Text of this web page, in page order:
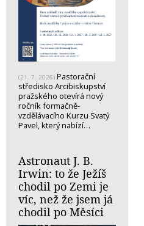
(21. 7. 2026) Pastorační
středisko Arcibiskupství
pražského otevírá nový
ročník formačně-
vzdělávacího Kurzu Svatý
Pavel, který nabízí…
Astronaut J. B.
Irwin: to že Ježíš
chodil po Zemi je
víc, než že jsem já
chodil po Měsíci